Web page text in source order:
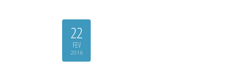
22
FEV
2016